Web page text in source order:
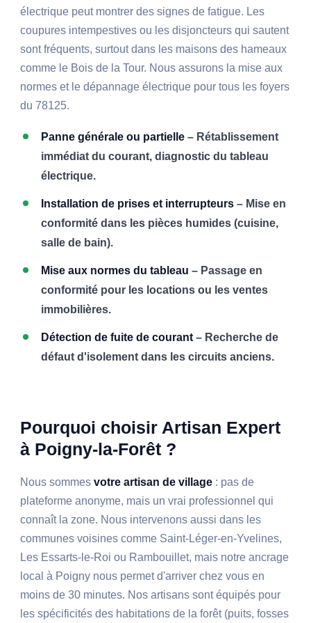
électrique peut montrer des signes de fatigue. Les
coupures intempestives ou les disjoncteurs qui sautent
sont fréquents, surtout dans les maisons des hameaux
comme le Bois de la Tour. Nous assurons la mise aux
normes et le dépannage électrique pour tous les foyers
du 78125.
Panne générale ou partielle – Rétablissement
immédiat du courant, diagnostic du tableau
électrique.
Installation de prises et interrupteurs – Mise en
conformité dans les pièces humides (cuisine,
salle de bain).
Mise aux normes du tableau – Passage en
conformité pour les locations ou les ventes
immobilières.
Détection de fuite de courant– Recherche de
défaut d'isolement dans les circuits anciens.
Pourquoi choisir Artisan Expert
à Poigny-la-Forêt ?
Nous sommesvotre artisan de village : pas de
plateforme anonyme, mais un vrai professionnel qui
connaît la zone. Nous intervenons aussi dans les
communes voisines comme Saint-Léger-en-Yvelines,
Les Essarts-le-Roi ou Rambouillet, mais notre ancrage
local à Poigny nous permet d'arriver chez vous en
moins de 30 minutes. Nos artisans sont équipés pour
les spécificités des habitations de la forêt (puits, fosses